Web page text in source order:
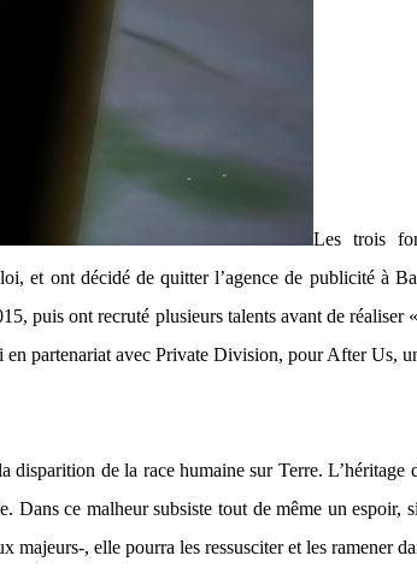
Les trois
et ont décidé de quitter l’agence de publicité à
puis ont recruté plusieurs talents avant de
partenariat avec Private Division, pour After Us,
de la race humaine sur Terre.
Dans ce malheur subsiste tout de même un
majeurs-, elle pourra les ressusciter et les ramener